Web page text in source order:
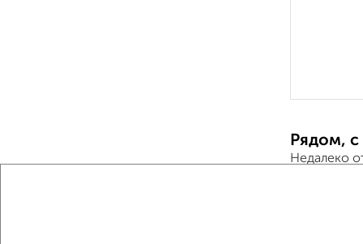
Рядом,
Недалеко